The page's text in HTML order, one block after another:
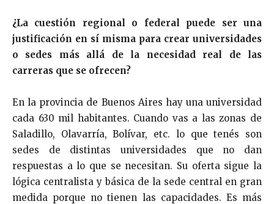
¿La cuestión regional o federal puede ser una
justificación en sí misma para crear universidades
o sedes más allá de la necesidad real de las
carreras que se ofrecen?
En la provincia de Buenos Aires hay una universidad
cada 630 mil habitantes. Cuando vas a las zonas de
Saladillo, Olavarría, Bolívar, etc. lo que tenés son
sedes de distintas universidades que no dan
respuestas a lo que se necesitan. Su oferta sigue la
lógica centralista y básica de la sede central en gran
medida porque no tienen las capacidades. Es más